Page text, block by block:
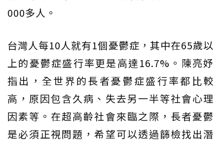
000多人。
台灣人每10人就有1個憂鬱症，其中在65歲以
上的憂鬱症盛行率更是高達16.7%。陳亮妤
指出，全世界的長者憂鬱症盛行率都比較
高，原因包含久病、失去另一半等社會心理
因素等。在超高齡社會來臨之際，長者憂鬱
是必須正視問題，希望可以透過篩檢找出潛